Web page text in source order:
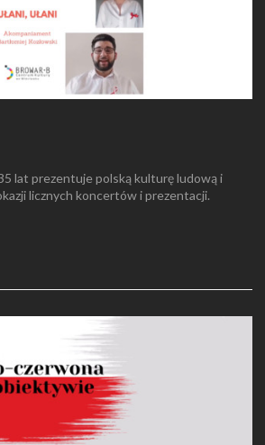
lat prezentuje polską kulturę ludową i
licznych koncertów i prezentacji.